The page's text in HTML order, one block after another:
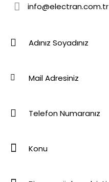
info@electran.com.tr